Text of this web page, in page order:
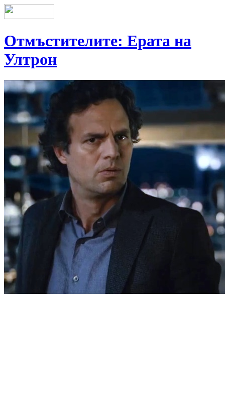
Отмъстителите: Ерата на
Ултрон